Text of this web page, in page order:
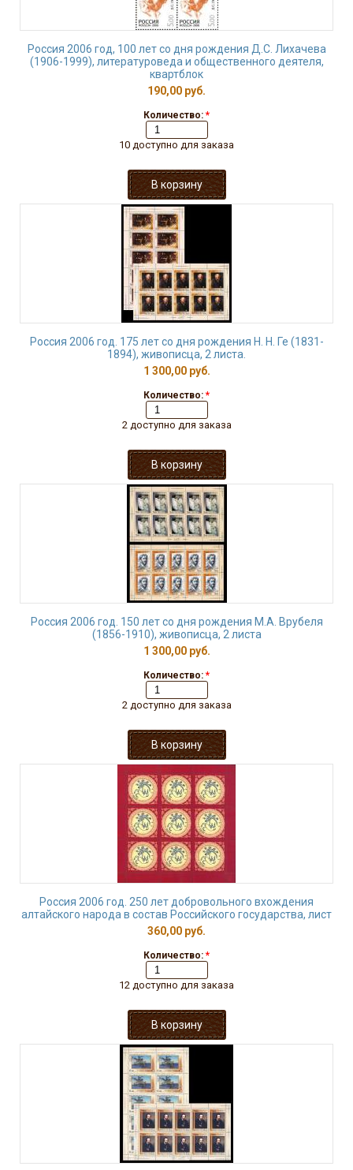
Россия 2006 год, 100 лет со дня рождения Д.С. Лихачева
(1906-1999), литературоведа и общественного деятеля,
квартблок
190,00 руб.
Количество: *
10 доступно для заказа
Россия 2006 год. 175 лет со дня рождения Н. Н. Ге (1831-
1894), живописца, 2 листа.
1 300,00 руб.
Количество: *
2 доступно для заказа
Россия 2006 год. 150 лет со дня рождения М.А. Врубеля
(1856-1910), живописца, 2 листа
1 300,00 руб.
Количество: *
2 доступно для заказа
Россия 2006 год. 250 лет добровольного вхождения
алтайского народа в состав Российского государства, лист
360,00 руб.
Количество: *
12 доступно для заказа